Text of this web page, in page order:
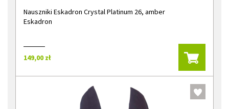
Nauszniki Eskadron Crystal Platinum 26, amber
Eskadron
149,00 zł